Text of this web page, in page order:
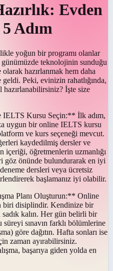
Evden
Adım
yoğun bir programı olanlar
teknolojinin sunduğu
hazırlanmak hem daha
Peki, evinizin rahatlığında,
hazırlanabilirsiniz? İşte size
Kursu Seçin:** İlk adım,
uygun bir online IELTS kursu
ve kurs seçeneği mevcut.
kaydedilmiş dersler ve
içeriği, öğretmenlerin uzmanlığı
göz önünde bulundurarak en iyi
dersleri veya ücretsiz
başlamanız iyi olabilir.
Planı Oluşturun:** Online
biri disiplindir. Kendinize bir
kalın. Her gün belirli bir
süreyi sınavın farklı bölümlerine
göre dağıtın. Hafta sonları ise
zaman ayırabilirsiniz.
başarıya giden yolda en